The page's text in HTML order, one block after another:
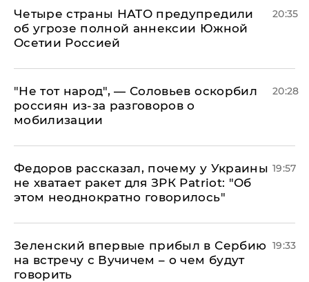
Четыре страны НАТО предупредили
об угрозе полной аннексии Южной
Осетии Россией
20:35
​"Не тот народ", — Соловьев оскорбил
россиян из-за разговоров о
мобилизации
20:28
Федоров рассказал, почему у Украины
не хватает ракет для ЗРК Patriot: "Об
этом неоднократно говорилось"
19:57
Зеленский впервые прибыл в Сербию
на встречу с Вучичем – о чем будут
говорить
19:33